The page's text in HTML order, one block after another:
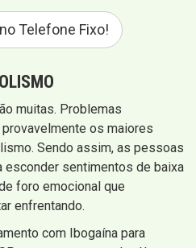
Telefone Fixo!
muitas. Problemas
os maiores
Sendo assim, as pessoas
esconder sentimentos de baixa
foro emocional que
enfrentando.
com Ibogaína para